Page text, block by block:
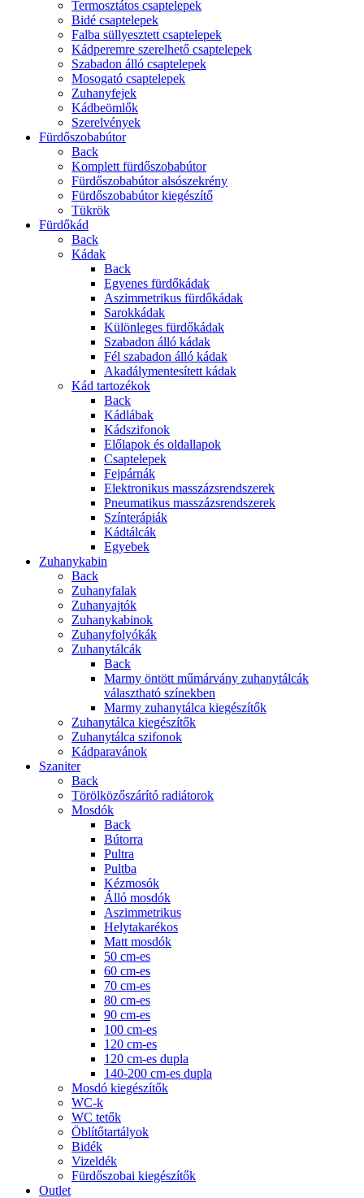
Termosztátos csaptelepek
Bidé csaptelepek
Falba süllyesztett csaptelepek
Kádperemre szerelhető csaptelepek
Szabadon álló csaptelepek
Mosogató csaptelepek
Zuhanyfejek
Kádbeömlők
Szerelvények
Fürdőszobabútor
Back
Komplett fürdőszobabútor
Fürdőszobabútor alsószekrény
Fürdőszobabútor kiegészítő
Tükrök
Fürdőkád
Back
Kádak
Back
Egyenes fürdőkádak
Aszimmetrikus fürdőkádak
Sarokkádak
Különleges fürdőkádak
Szabadon álló kádak
Fél szabadon álló kádak
Akadálymentesített kádak
Kád tartozékok
Back
Kádlábak
Kádszifonok
Előlapok és oldallapok
Csaptelepek
Fejpárnák
Elektronikus masszázsrendszerek
Pneumatikus masszázsrendszerek
Színterápiák
Kádtálcák
Egyebek
Zuhanykabin
Back
Zuhanyfalak
Zuhanyajtók
Zuhanykabinok
Zuhanyfolyókák
Zuhanytálcák
Back
Marmy öntött műmárvány zuhanytálcák
választható színekben
Marmy zuhanytálca kiegészítők
Zuhanytálca kiegészítők
Zuhanytálca szifonok
Kádparavánok
Szaniter
Back
Törölközőszárító radiátorok
Mosdók
Back
Bútorra
Pultra
Pultba
Kézmosók
Álló mosdók
Aszimmetrikus
Helytakarékos
Matt mosdók
50 cm-es
60 cm-es
70 cm-es
80 cm-es
90 cm-es
100 cm-es
120 cm-es
120 cm-es dupla
140-200 cm-es dupla
Mosdó kiegészítők
WC-k
WC tetők
Öblítőtartályok
Bidék
Vizeldék
Fürdőszobai kiegészítők
Outlet